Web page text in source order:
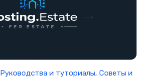
Руководства и туториалы, Советы и